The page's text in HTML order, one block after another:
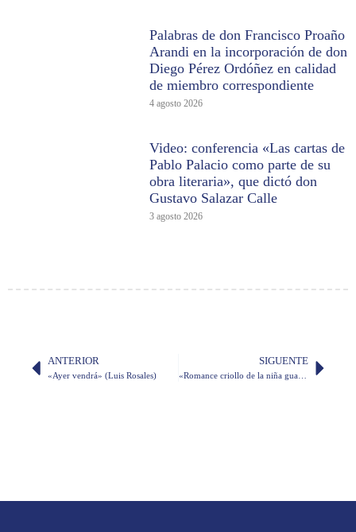
Palabras de don Francisco Proaño
Arandi en la incorporación de don
Diego Pérez Ordóñez en calidad
de miembro correspondiente
4 agosto 2026
Video: conferencia «Las cartas de
Pablo Palacio como parte de su
obra literaria», que dictó don
Gustavo Salazar Calle
3 agosto 2026
ANTERIOR
«Ayer vendrá» (Luis Rosales)
SIGUENTE
«Romance criollo de la niña guayaquileña» (Abel Romeo Castillo)